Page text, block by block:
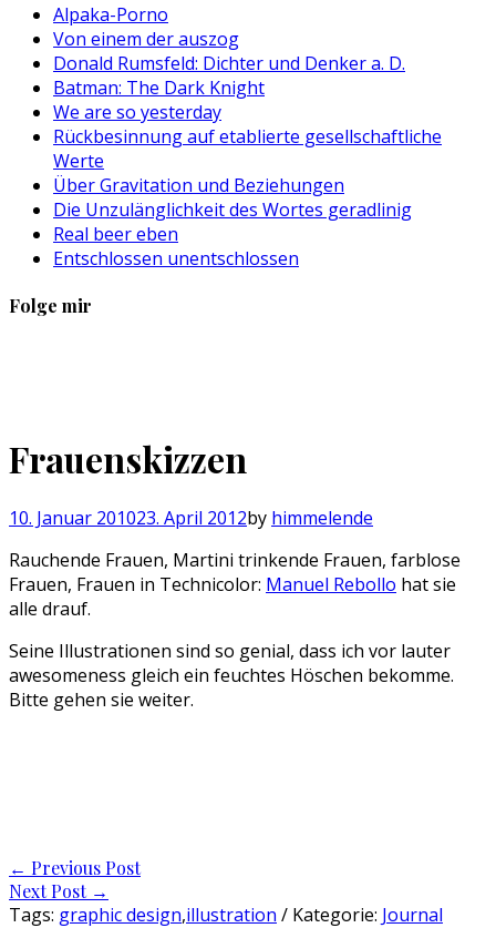
Alpaka-Porno
Von einem der auszog
Donald Rumsfeld: Dichter und Denker a. D.
Batman: The Dark Knight
We are so yesterday
Rückbesinnung auf etablierte gesellschaftliche
Werte
Über Gravitation und Beziehungen
Die Unzulänglichkeit des Wortes geradlinig
Real beer eben
Entschlossen unentschlossen
Folge mir
Frauenskizzen
10. Januar 201023. April 2012by himmelende
Rauchende Frauen, Martini trinkende Frauen, farblose
Frauen, Frauen in Technicolor: Manuel Rebollo hat sie
alle drauf.
Seine Illustrationen sind so genial, dass ich vor lauter
awesomeness gleich ein feuchtes Höschen bekomme.
Bitte gehen sie weiter.
Post
navigation
← Previous Post
Next Post →
Tags: graphic design,illustration / Kategorie: Journal